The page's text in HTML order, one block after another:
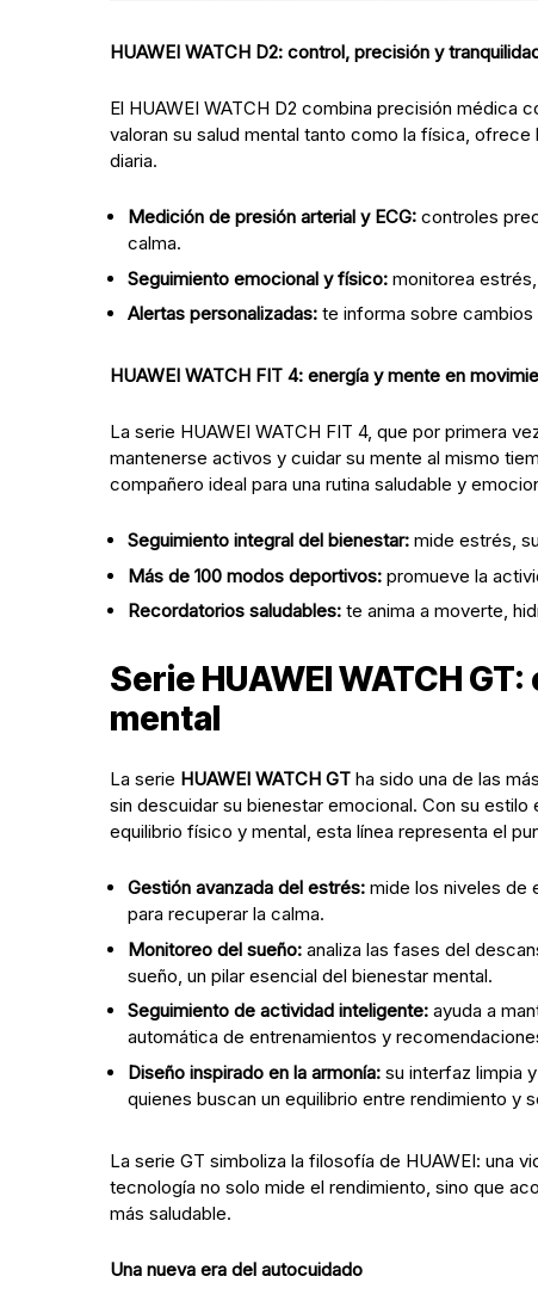
HUAWEI WATCH D2: control, precisión y
El HUAWEI WATCH D2 combina precisión médica
valoran su salud mental tanto como la física,
diaria.
Medición de presión arterial y ECG: controles
calma.
Seguimiento emocional y físico: monitorea
Alertas personalizadas: te informa sobre
HUAWEI WATCH FIT 4: energía y mente en
La serie HUAWEI WATCH FIT 4, que por primera
mantenerse activos y cuidar su mente al mismo
compañero ideal para una rutina saludable y
Seguimiento integral del bienestar: mide estrés,
Más de 100 modos deportivos: promueve la
Recordatorios saludables: te anima a moverte,
Serie HUAWEI WATCH
mental
La serie HUAWEI WATCH GT ha sido una de las
sin descuidar su bienestar emocional. Con su
equilibrio físico y mental, esta línea representa el
Gestión avanzada del estrés: mide los niveles de
para recuperar la calma.
Monitoreo del sueño: analiza las fases del
sueño, un pilar esencial del bienestar mental.
Seguimiento de actividad inteligente: ayuda a
automática de entrenamientos y
Diseño inspirado en la armonía: su interfaz limpia
quienes buscan un equilibrio entre rendimiento y
La serie GT simboliza la filosofía de HUAWEI: una
tecnología no solo mide el rendimiento, sino que
más saludable.
Una nueva era del autocuidado